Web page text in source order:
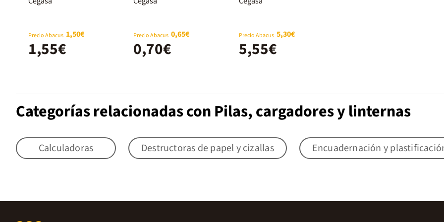
Precio Abacus 1,50€
1,55€
Precio Abacus 0,65€
0,70€
Precio Abacus 5,30€
5,55€
Categorías relacionadas con Pilas, cargadores y linternas
Calculadoras Destructoras de papel y cizallas Encuadernación y